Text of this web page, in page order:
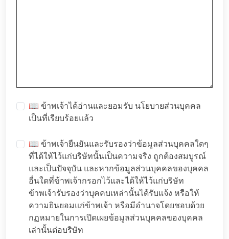
📖 ข้าพเจ้าได้อ่านและยอมรับ นโยบายส่วนบุคคล
เป็นที่เรียบร้อยแล้ว
📖 ข้าพเจ้ายืนยันและรับรองว่าข้อมูลส่วนบุคคลใดๆ
ที่ได้ให้ไว้แก่บริษัทนั้นเป็นความจริง ถูกต้องสมบูรณ์
และเป็นปัจจุบัน และหากข้อมูลส่วนบุคคลของบุคคล
อื่นใดที่ข้าพเจ้ากรอกไว้และได้ให้ไว้แก่บริษัท
ข้าพเจ้ารับรองว่าบุคคบเหล่านั้นได้รับแจ้ง หรือให้
ความยินยอมแก่ข้าพเจ้า หรือมีอำนาจโดยชอบด้วย
กฏหมายในการเปิดเผยข้อมูลส่วนบุคคลของบุคคล
เล่านั้นต่อบริษัท